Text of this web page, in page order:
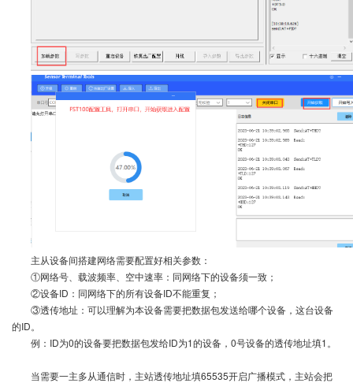
主从设备间搭建网络需要配置好相关参数：
①网络号、载波频率、空中速率：同网络下的设备须一致；
②设备ID：同网络下的所有设备ID不能重复；
③透传地址：可以理解为本设备需要把数据包发送给哪个设备，这台设备
的ID。
例：ID为0的设备要把数据包发给ID为1的设备，0号设备的透传地址填1。
当需要一主多从通信时，主站透传地址填65535开启广播模式，主站会把